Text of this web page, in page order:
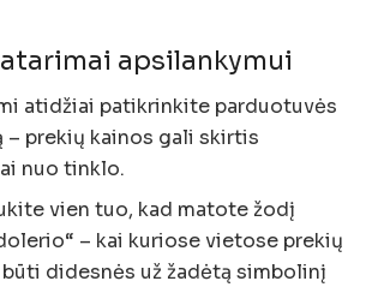
apsilankymui
atidžiai patikrinkite parduotuvės
– prekių kainos gali skirtis
nuo tinklo.
vien tuo, kad matote žodį
– kai kuriose vietose prekių
didesnės už žadėtą simbolinį